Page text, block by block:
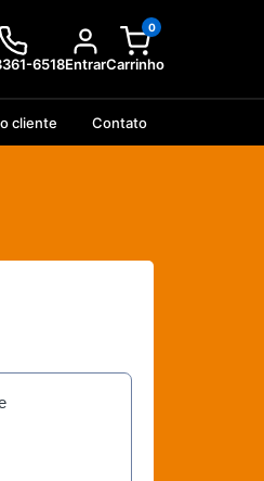
6518Entrar
0
Carrinho
cliente Contato